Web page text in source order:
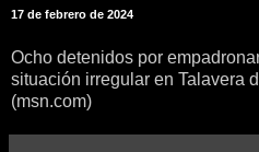
17 de febrero de 2024
Ocho detenidos por
situación irregular en Talavera
(msn.com)